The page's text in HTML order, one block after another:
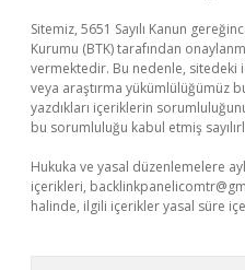
Sitemiz, 5651 Sayılı Kanun
Kurumu (BTK) tarafından
vermektedir. Bu nedenle,
veya araştırma yükümlülüğümüz
yazdıkları içeriklerin
bu sorumluluğu kabul etmiş
Hukuka ve yasal düzenlemelere
içerikleri,
halinde, ilgili içerikler yasal süre